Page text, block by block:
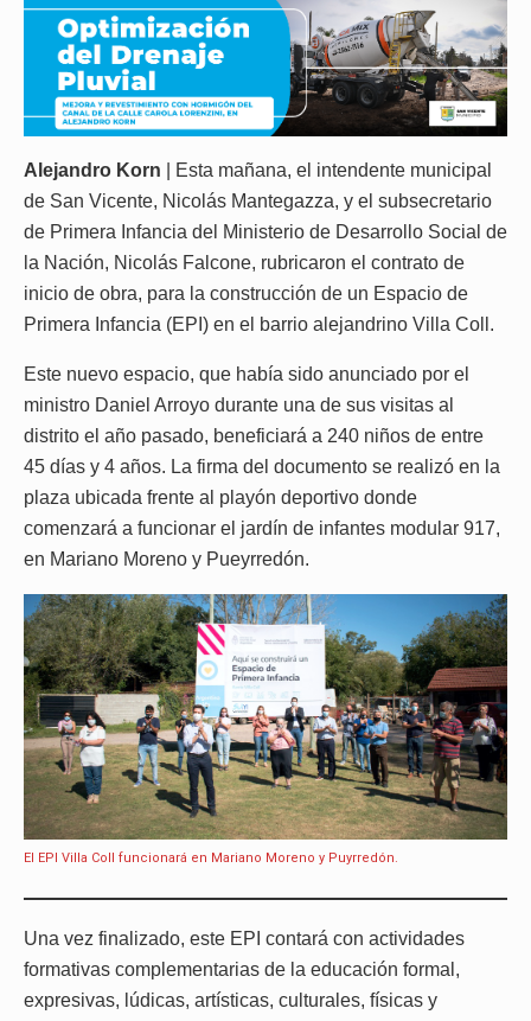
Alejandro Korn
| Esta mañana, el intendente municipal
de San Vicente, Nicolás Mantegazza, y el subsecretario
de Primera Infancia del Ministerio de Desarrollo Social de
la Nación, Nicolás Falcone, rubricaron el contrato de
inicio de obra, para la construcción de un Espacio de
Primera Infancia (EPI) en el barrio alejandrino Villa Coll.
Este nuevo espacio, que había sido anunciado por el
ministro Daniel Arroyo durante una de sus visitas al
distrito el año pasado, beneficiará a 240 niños de entre
45 días y 4 años. La firma del documento se realizó en la
plaza ubicada frente al playón deportivo donde
comenzará a funcionar el jardín de infantes modular 917,
en Mariano Moreno y Pueyrredón.
El EPI Villa Coll funcionará en Mariano Moreno y Puyrredón.
Una vez finalizado, este EPI contará con actividades
formativas complementarias de la educación formal,
expresivas, lúdicas, artísticas, culturales, físicas y